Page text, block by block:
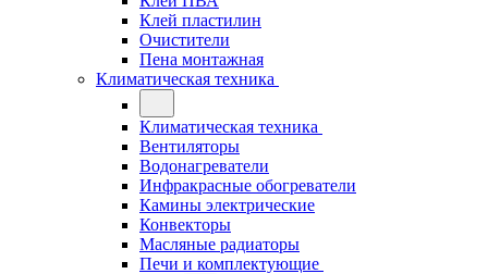
Клей пластилин
Очистители
Пена монтажная
Климатическая техника
Климатическая техника
Вентиляторы
Водонагреватели
Инфракрасные обогреватели
Камины электрические
Конвекторы
Масляные радиаторы
Печи и комплектующие